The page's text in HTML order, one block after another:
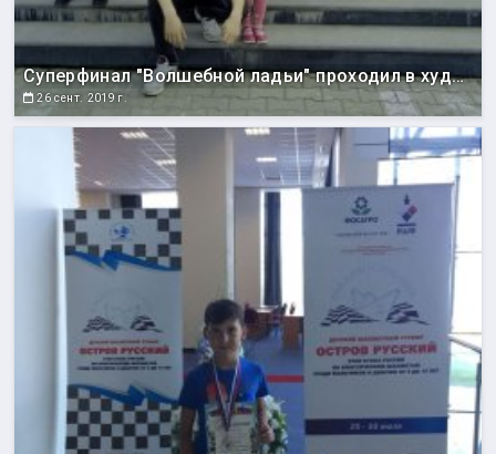
Суперфинал "Волшебной ладьи" проходил в художественном музее
26 сент. 2019 г.